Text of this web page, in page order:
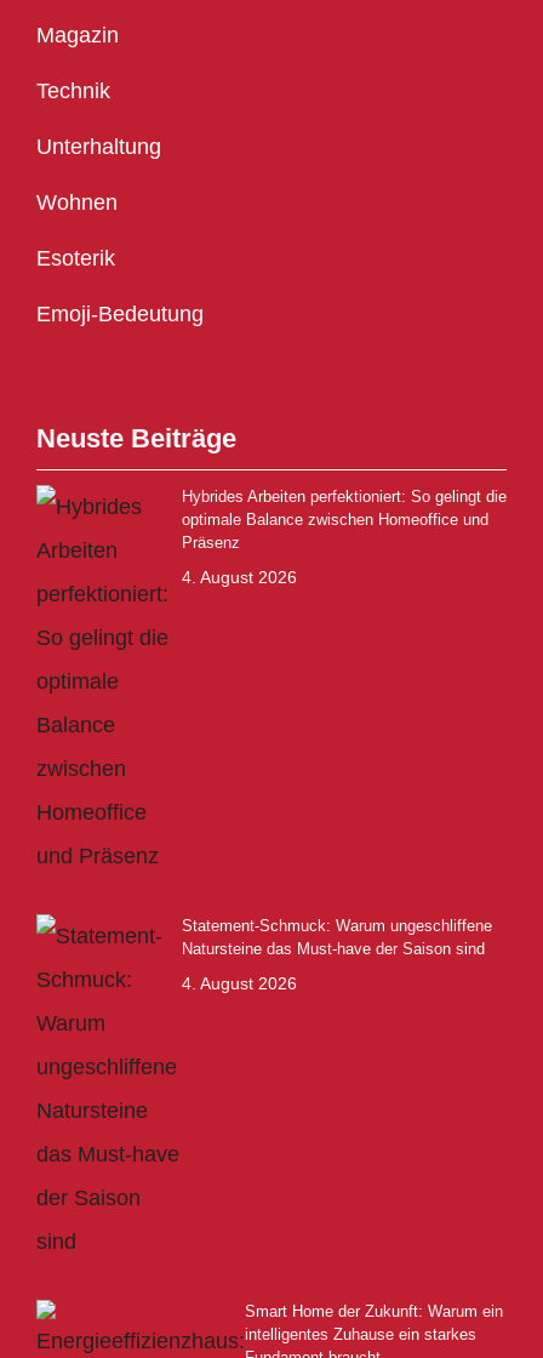
Magazin
Technik
Unterhaltung
Wohnen
Esoterik
Emoji-Bedeutung
Neuste Beiträge
Hybrides Arbeiten perfektioniert: So gelingt die
optimale Balance zwischen Homeoffice und
Präsenz
4. August 2026
Statement-Schmuck: Warum ungeschliffene
Natursteine das Must-have der Saison sind
4. August 2026
Smart Home der Zukunft: Warum ein
intelligentes Zuhause ein starkes